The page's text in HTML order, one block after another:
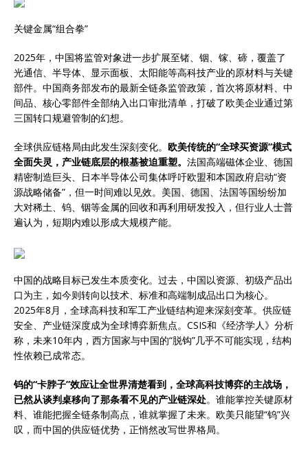
关键金属“组合拳”
2025年，中国将监管对象进一步扩展至锗、铟、镓、碲，覆盖了
光通信、半导体、显示面板、太阳能等高科技产业的原材料与关键
部件。中国商务部发布的最新全链条监管政策，首次将原材料、中
间品、核心零部件全部纳入出口审批清单，打破了欧美企业通过第
三国转口规避管制的幻想。
全球供应链格局由此发生深刻变化。 欧美传统的“全球买资源”模式
全面失灵，产业链底层的根基被迫重塑。 法国高端磁体企业、德国
精密制造巨头、日本半导体公司集体呼吁欧盟和本国政府启动“资
源战略储备”，但一时间难以见效。美国、德国、法国等国纷纷加
大对稀土、钨、铟等金属的回收和再利用研发投入，但行业人士普
遍认为，短期内难以形成大规模产能。
中国的战略目标已发生本质变化。过去，中国以资源、初级产品出
口为主，如今则转向以技术、标准和高端制成品出口为核心。
2025年8月，全球高科技和军工产业链结构迎来深刻变革。供应链
安全、产业链深度成为全球博弈新焦点。CSIS和《经济学人》分析
称，未来10年内，西方国家与中国的“脱钩”几乎不可能实现，结构
性依赖已成常态。
钨的“卡脖子”效应让全世界清楚看到，全球高科技博弈的主战场，
已然从谈判桌移向了那条看不见的产业链深处。谁能掌控关键原材
料、谁能把握全链条制高点，谁就掌握了未来。欧美只能望“钨”兴
叹，而中国的供应链优势，正悄然改写世界格局。